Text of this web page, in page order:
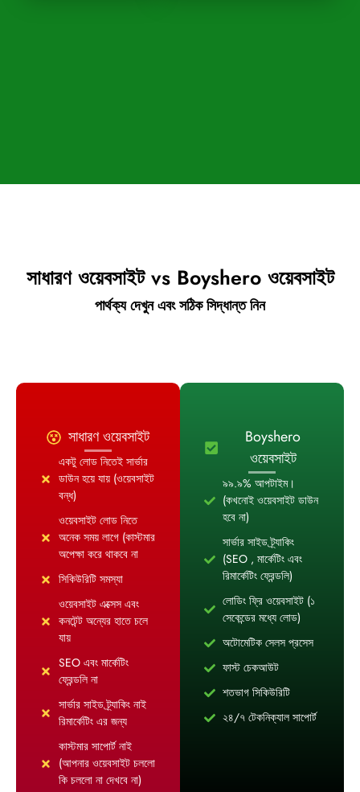
সাধারণ ওয়েবসাইট vs Boyshero ওয়েবসাইট
পার্থক্য দেখুন এবং সঠিক সিদ্ধান্ত নিন
সাধারণ ওয়েবসাইট
একটু লোড নিতেই সার্ভার
ডাউন হয়ে যায় (ওয়েবসাইট
বন্ধ)
ওয়েবসাইট লোড নিতে
অনেক সময় লাগে (কাস্টমার
অপেক্ষা করে থাকবে না
সিকিউরিটি সমস্যা
ওয়েবসাইট এক্সেস এবং
কনটেন্ট অন্যের হাতে চলে
যায়
SEO এবং মার্কেটিং
ফ্রেন্ডলি না
সার্ভার সাইড ট্র্যাকিং নাই
রিমার্কেটিং এর জন্য
কাস্টমার সাপোর্ট নাই
(আপনার ওয়েবসাইট চললো
কি চললো না দেখবে না)
Boyshero
ওয়েবসাইট
৯৯.৯% আপটাইম।
(কখনোই ওয়েবসাইট ডাউন
হবে না)
সার্ভার সাইড ট্র্যাকিং
(SEO , মার্কেটিং এবং
রিমার্কেটিং ফ্রেন্ডলি)
লোডিং ফ্রি ওয়েবসাইট (১
সেকেন্ডের মধ্যে লোড)
অটোমেটিক সেলস প্রসেস
ফাস্ট চেকআউট
শতভাগ সিকিউরিটি
২৪/৭ টেকনিক্যাল সাপোর্ট